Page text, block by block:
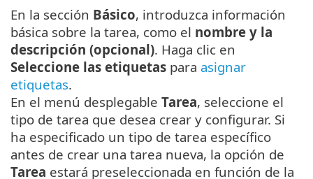
En la sección Básico, introduzca información
básica sobre la tarea, como el nombre y la
descripción (opcional). Haga clic en
Seleccione las etiquetas para asignar
etiquetas.
En el menú desplegable Tarea, seleccione el
tipo de tarea que desea crear y configurar. Si
ha especificado un tipo de tarea específico
antes de crear una tarea nueva, la opción de
Tarea estará preseleccionada en función de la